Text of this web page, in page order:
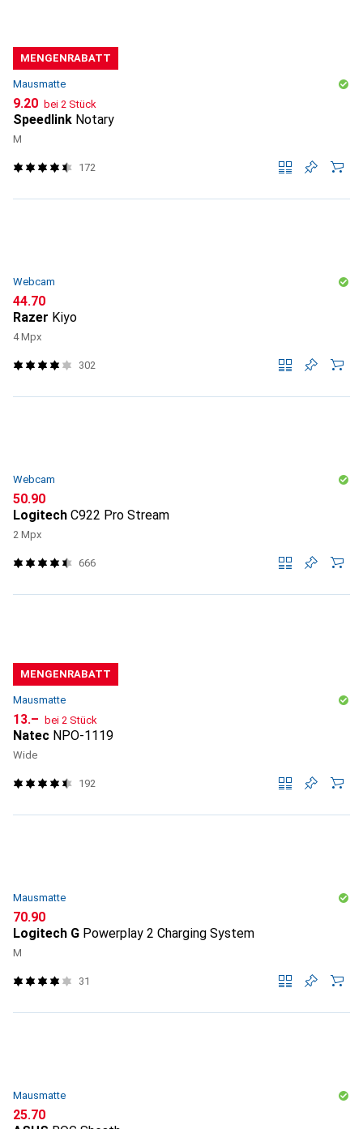
MENGENRABATT
Mausmatte
CHF
9.20 bei 2 Stück
Speedlink Notary
M
172
Webcam
CHF
44.70
Razer Kiyo
4 Mpx
302
Webcam
CHF
50.90
Logitech C922 Pro Stream
2 Mpx
666
MENGENRABATT
Mausmatte
CHF
13.– bei 2 Stück
Natec NPO-1119
Wide
192
Mausmatte
CHF
70.90
Logitech G Powerplay 2 Charging System
M
31
Mausmatte
CHF
25.70